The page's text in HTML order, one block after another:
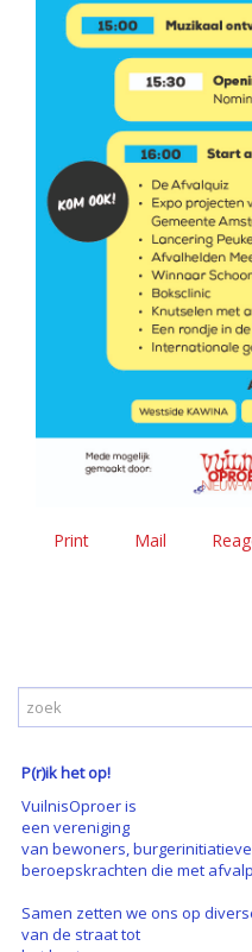
Print Mail
P(r)ik het op!
VuilnisOproer is
een vereniging
van bewoners,
beroepskrachten die met
Samen zetten we ons op
van de straat tot